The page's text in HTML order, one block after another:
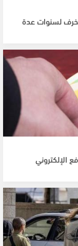
الإلكتروني